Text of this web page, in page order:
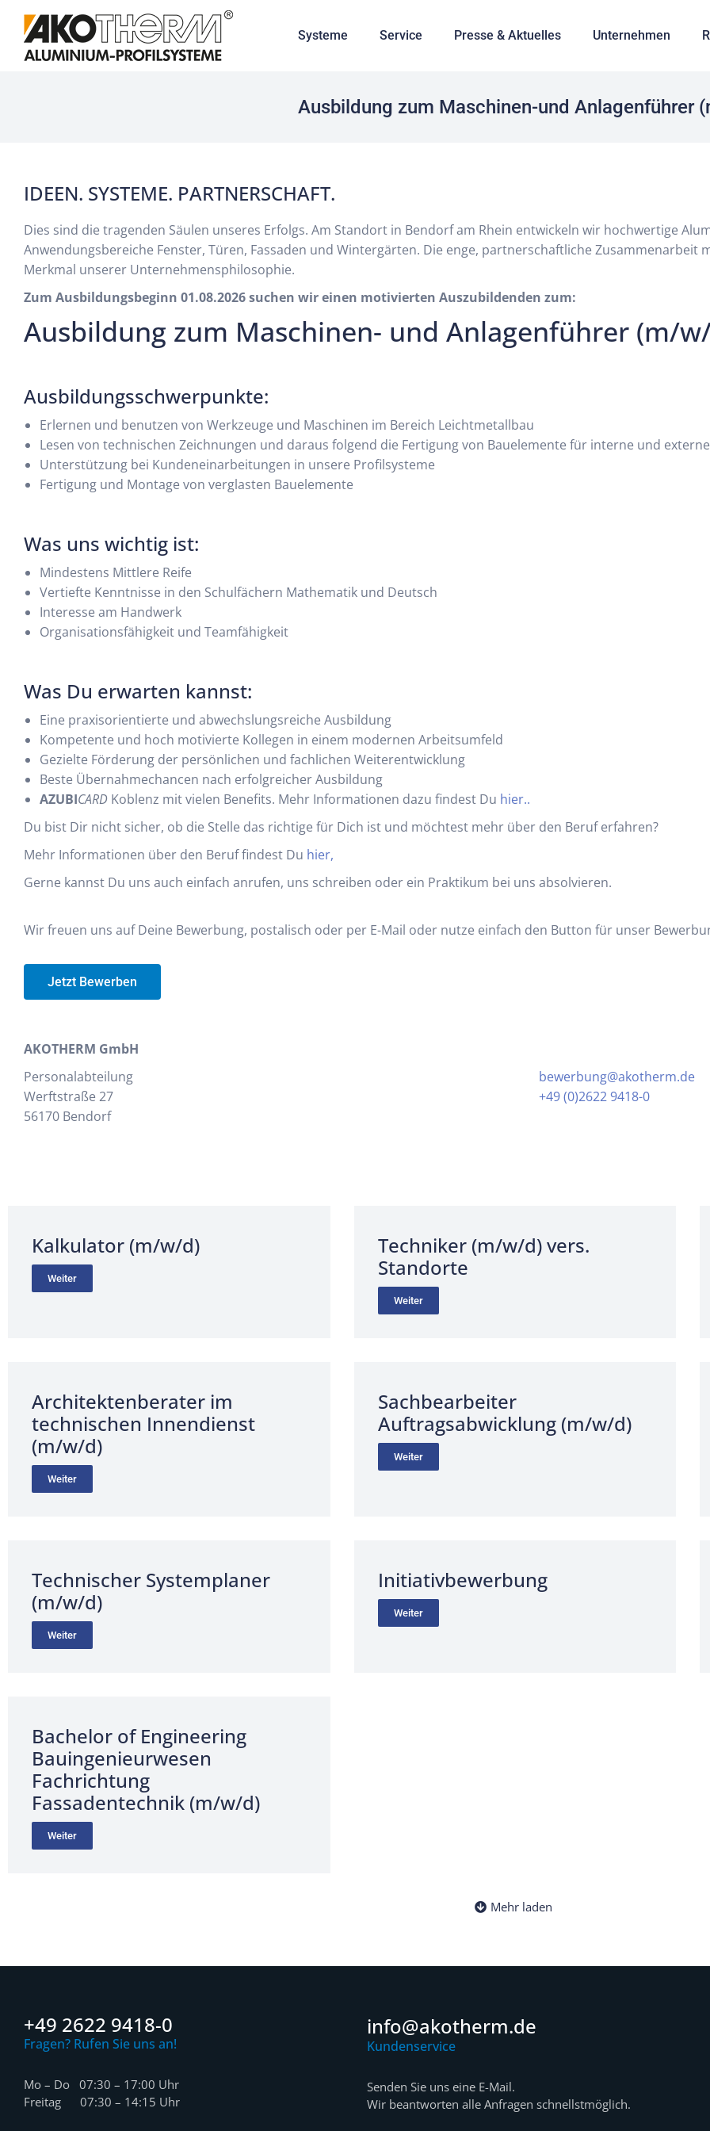
Systeme Service Presse & Aktuelles Unternehmen
Ausbildung zum Maschinen-und Anlagenführer
IDEEN. SYSTEME. PARTNERSCHAFT.
Dies sind die tragenden Säulen unseres Erfolgs. Am Standort in Bendorf am Rhein entwickeln wir hochwertige
Anwendungsbereiche Fenster, Türen, Fassaden und Wintergärten. Die enge, partnerschaftliche Zusammenarbeit
Merkmal unserer Unternehmensphilosophie.
Zum Ausbildungsbeginn 01.08.2026 suchen wir einen motivierten Auszubildenden zum:
Ausbildung zum Maschinen- und Anlagenführer (m/
Ausbildungsschwerpunkte:
Erlernen und benutzen von Werkzeuge und Maschinen im Bereich Leichtmetallbau
Lesen von technischen Zeichnungen und daraus folgend die Fertigung von Bauelemente für interne und
Unterstützung bei Kundeneinarbeitungen in unsere Profilsysteme
Fertigung und Montage von verglasten Bauelemente
Was uns wichtig ist:
Mindestens Mittlere Reife
Vertiefte Kenntnisse in den Schulfächern Mathematik und Deutsch
Interesse am Handwerk
Organisationsfähigkeit und Teamfähigkeit
Was Du erwarten kannst:
Eine praxisorientierte und abwechslungsreiche Ausbildung
Kompetente und hoch motivierte Kollegen in einem modernen Arbeitsumfeld
Gezielte Förderung der persönlichen und fachlichen Weiterentwicklung
Beste Übernahmechancen nach erfolgreicher Ausbildung
AZUBICARD Koblenz mit vielen Benefits. Mehr Informationen dazu findest Du hier..
Du bist Dir nicht sicher, ob die Stelle das richtige für Dich ist und möchtest mehr über den Beruf erfahren?
Mehr Informationen über den Beruf findest Du hier,
Gerne kannst Du uns auch einfach anrufen, uns schreiben oder ein Praktikum bei uns absolvieren.
Wir freuen uns auf Deine Bewerbung, postalisch oder per E-Mail oder nutze einfach den Button für unser
Jetzt Bewerben
AKOTHERM GmbH
Personalabteilung
Werftstraße 27
56170 Bendorf
bewerbung@akotherm.de
+49 (0)2622 9418-0
Kalkulator (m/w/d)
Weiter
Techniker (m/w/d) vers.
Standorte
Weiter
Architektenberater im
technischen Innendienst
(m/w/d)
Weiter
Sachbearbeiter
Auftragsabwicklung (m/w/d)
Weiter
Technischer Systemplaner
(m/w/d)
Weiter
Initiativbewerbung
Weiter
Bachelor of Engineering
Bauingenieurwesen
Fachrichtung
Fassadentechnik (m/w/d)
Weiter
Mehr laden
+49 2622 9418-0
Fragen? Rufen Sie uns an!
Mo – Do 07:30 – 17:00 Uhr
Freitag 07:30 – 14:15 Uhr
info@akotherm.de
Kundenservice
Senden Sie uns eine E-Mail.
Wir beantworten alle Anfragen schnellstmöglich.